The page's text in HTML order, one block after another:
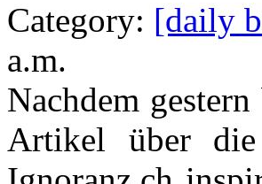
Category: [daily
a.m.
Nachdem
Artikel über die